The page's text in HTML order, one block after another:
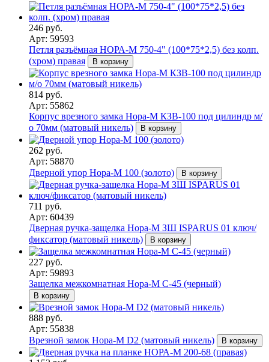
246 руб.
Арт: 59593
Петля разъёмная НОРА-М 750-4" (100*75*2,5) без колп.
(хром) правая
В корзину
814 руб.
Арт: 55862
Корпус врезного замка Нора-М КЗВ-100 под цилиндр м/
о 70мм (матовый никель)
В корзину
262 руб.
Арт: 58870
Дверной упор Нора-М 100 (золото)
В корзину
711 руб.
Арт: 60439
Дверная ручка-защелка Нора-М ЗШ ISPARUS 01 ключ/
фиксатор (матовый никель)
В корзину
227 руб.
Арт: 59893
Защелка межкомнатная Нора-М С-45 (черный)
В корзину
888 руб.
Арт: 55838
Врезной замок Нора-М D2 (матовый никель)
В корзину